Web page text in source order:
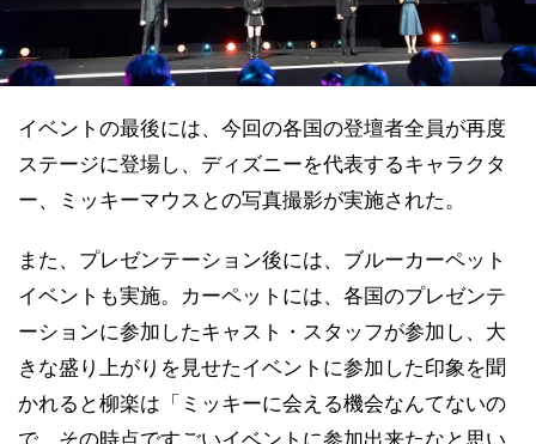
イベントの最後には、今回の各国の登壇者全員が再度
ステージに登場し、ディズニーを代表するキャラクタ
ー、ミッキーマウスとの写真撮影が実施された。
また、プレゼンテーション後には、ブルーカーペット
イベントも実施。カーペットには、各国のプレゼンテ
ーションに参加したキャスト・スタッフが参加し、大
きな盛り上がりを見せたイベントに参加した印象を聞
かれると柳楽は「ミッキーに会える機会なんてないの
で、その時点ですごいイベントに参加出来たなと思い